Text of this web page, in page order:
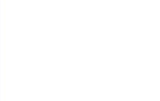
que l’acier